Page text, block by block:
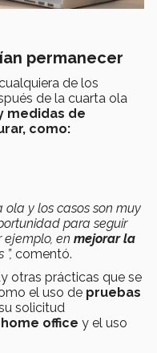
permanecer
de los
de la cuarta ola
medidas de
como:
ola y los casos son muy
para seguir
ejemplo, en mejorar la
comentó.
otras prácticas que se
el uso de pruebas
solicitud
home office y el uso